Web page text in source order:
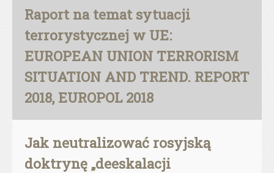
Raport na temat sytuacji
terrorystycznej w UE:
EUROPEAN UNION TERRORISM
SITUATION AND TREND. REPORT
2018, EUROPOL 2018
Jak neutralizować rosyjską
doktrynę „deeskalacji